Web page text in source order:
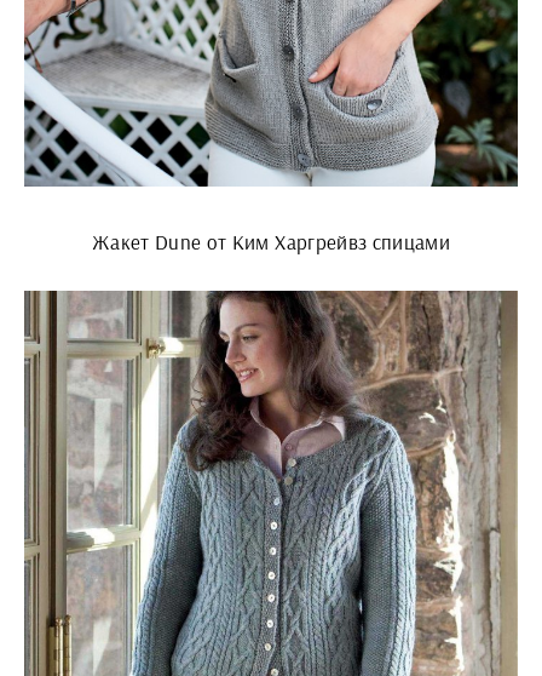
Жакет Dune от Ким Харгрейвз спицами